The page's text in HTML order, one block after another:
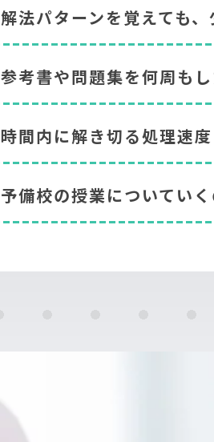
解法パターンを覚えても
参考書や問題集を何周も
時間内に解き切る処理速
予備校の授業についてい